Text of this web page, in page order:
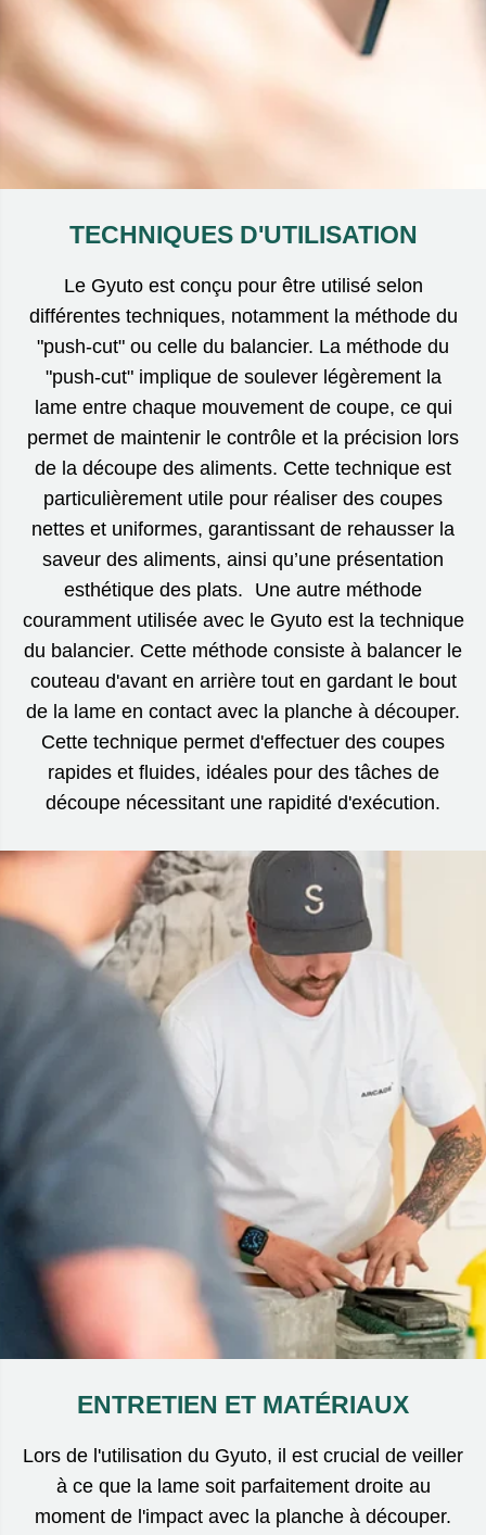
TECHNIQUES D'UTILISATION
Le Gyuto est conçu pour être utilisé selon
différentes techniques, notamment la méthode du
"push-cut" ou celle du balancier. La méthode du
"push-cut" implique de soulever légèrement la
lame entre chaque mouvement de coupe, ce qui
permet de maintenir le contrôle et la précision lors
de la découpe des aliments. Cette technique est
particulièrement utile pour réaliser des coupes
nettes et uniformes, garantissant de rehausser la
saveur des aliments, ainsi qu’une présentation
esthétique des plats. Une autre méthode
couramment utilisée avec le Gyuto est la technique
du balancier. Cette méthode consiste à balancer le
couteau d'avant en arrière tout en gardant le bout
de la lame en contact avec la planche à découper.
Cette technique permet d'effectuer des coupes
rapides et fluides, idéales pour des tâches de
découpe nécessitant une rapidité d'exécution.
ENTRETIEN ET MATÉRIAUX
Lors de l'utilisation du Gyuto, il est crucial de veiller
à ce que la lame soit parfaitement droite au
moment de l'impact avec la planche à découper.